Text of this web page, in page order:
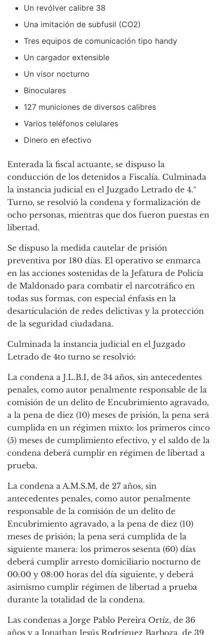
Un revólver calibre 38
Una imitación de subfusil (CO2)
Tres equipos de comunicación tipo handy
Un cargador extensible
Un visor nocturno
Binoculares
127 municiones de diversos calibres
Varios teléfonos celulares
Dinero en efectivo
Enterada la fiscal actuante, se dispuso la
conducción de los detenidos a Fiscalía. Culminada
la instancia judicial en el Juzgado Letrado de 4.º
Turno, se resolvió la condena y formalización de
ocho personas, mientras que dos fueron puestas en
libertad.
Se dispuso la medida cautelar de prisión
preventiva por 180 días. El operativo se enmarca
en las acciones sostenidas de la Jefatura de Policía
de Maldonado para combatir el narcotráfico en
todas sus formas, con especial énfasis en la
desarticulación de redes delictivas y la protección
de la seguridad ciudadana.
Culminada la instancia judicial en el Juzgado
Letrado de 4to turno se resolvió:
La condena a J.L.B.I, de 34 años, sin antecedentes
penales, como autor penalmente responsable de la
comisión de un delito de Encubrimiento agravado,
a la pena de diez (10) meses de prisión, la pena será
cumplida en un régimen mixto: los primeros cinco
(5) meses de cumplimiento efectivo, y el saldo de la
condena deberá cumplir en régimen de libertad a
prueba.
La condena a A.M.S.M, de 27 años, sin
antecedentes penales, como autor penalmente
responsable de la comisión de un delito de
Encubrimiento agravado, a la pena de diez (10)
meses de prisión; la pena será cumplida de la
siguiente manera: los primeros sesenta (60) días
deberá cumplir arresto domiciliario nocturno de
00:00 y 08:00 horas del día siguiente, y deberá
asimismo cumplir régimen de libertad a prueba
durante la totalidad de la condena.
Las condenas a Jorge Pablo Pereira Ortíz, de 36
años y a Jonathan Jesús Rodríguez Barboza, de 39